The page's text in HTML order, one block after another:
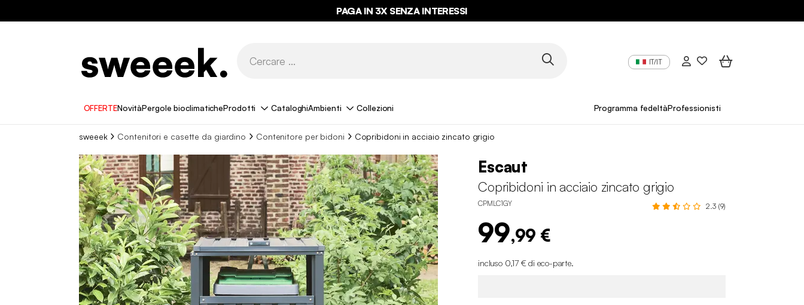
PAGA IN 3X SENZA INTERESSI
IT/IT
OFFERTENovitàPergole bioclimaticheProdotti CataloghiAmbienti Collezioni Programma fedeltàProfessionisti
sweeek Contenitori e casette da giardino Contenitore per bidoni Copribidoni in acciaio zincato grigio
Escaut
Copribidoni in acciaio zincato grigio
CPMLC1GY 2.3 (9)
99,99 €
incluso 0,17 € di eco-parte.